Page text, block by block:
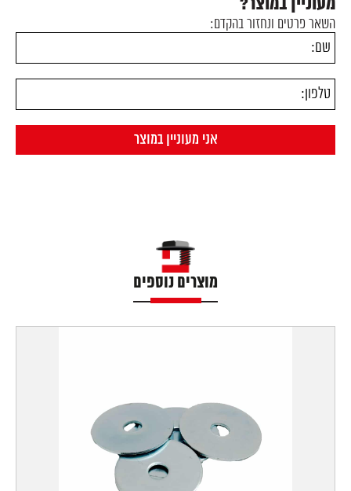
השאר פרטים ונחזור בהקדם:
מוצרים נוספים